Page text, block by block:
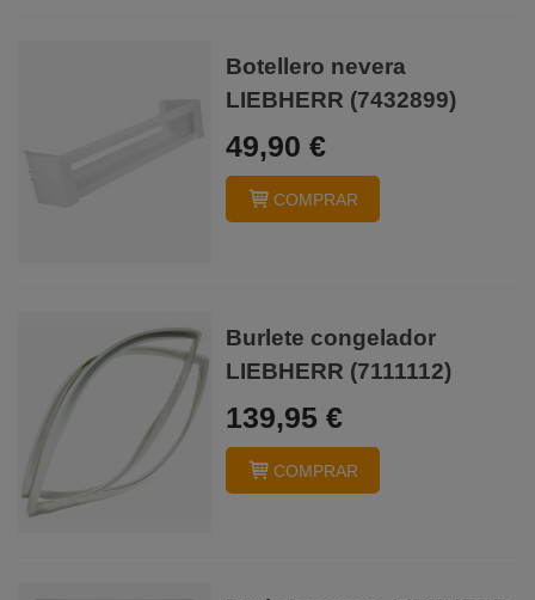
Botellero nevera
LIEBHERR (7432899)
49,90 €
COMPRAR
Burlete congelador
LIEBHERR (7111112)
139,95 €
COMPRAR